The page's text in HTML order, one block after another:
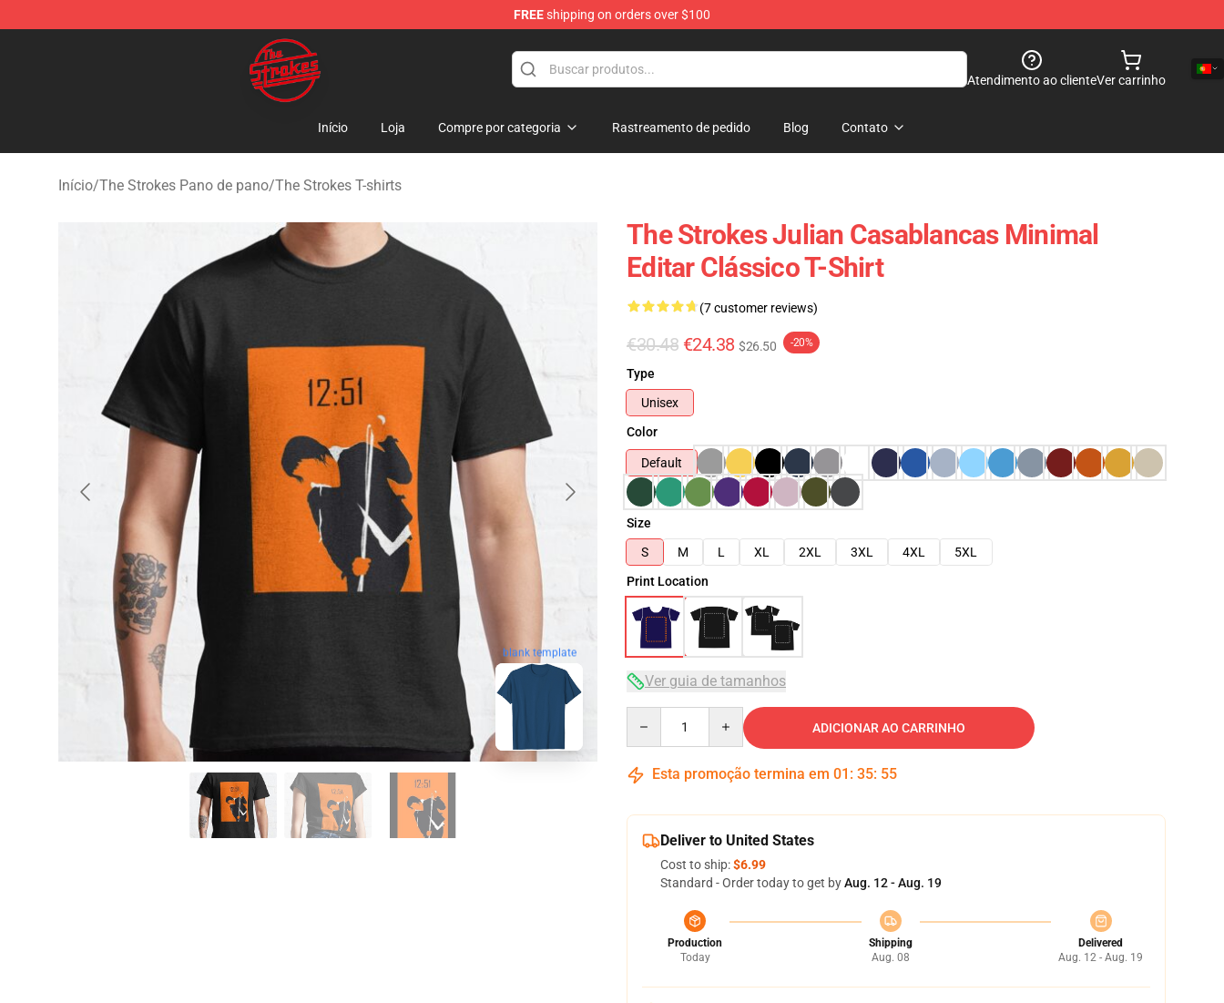
FREEshipping on orders over $100
The Strokes Shop - Official The Strokes Merchandise Store
Atendimento ao clienteVer carrinho
Início Loja Compre por categoria Rastreamento de pedido Blog Contato
Início/The Strokes Pano de pano/The Strokes T-shirts
blank template
The Strokes Julian Casablancas Minimal
Editar Clássico T-Shirt
(7 customer reviews)
€30.48 €24.38 $26.50 -20%
Type
Unisex
Color
Default
Size
S
M L XL 2XL 3XL 4XL
5XL
Print Location
Ver guia de tamanhos
ADICIONAR AO CARRINHO
Esta promoção termina em 01 : 35: 54
Deliver to United States
Cost to ship:$6.99
Standard - Order today to get byAug. 12 - Aug. 19
Production
Today
Shipping
Aug. 08
Delivered
Aug. 12 - Aug. 19